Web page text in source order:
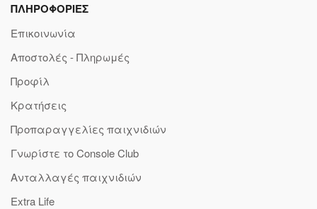
ΠΛΗΡΟΦΟΡΙΕΣ
Επικοινωνία
Αποστολές - Πληρωμές
Προφίλ
Κρατήσεις
Προπαραγγελίες παιχνιδιών
Γνωρίστε το Console Club
Ανταλλαγές παιχνιδιών
Extra Life